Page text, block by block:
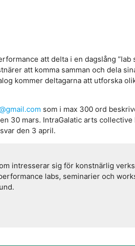
att delta i en dagslång ”lab
att komma samman och dela
kommer deltagarna att utforska
som i max 300 ord
30 mars. IntraGalatic arts
den 3 april.
intresserar sig för konstnärlig
labs, seminarier och